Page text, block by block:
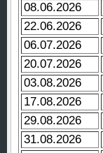
08.06.2026
22.06.2026
06.07.2026
20.07.2026
03.08.2026
17.08.2026
29.08.2026
31.08.2026